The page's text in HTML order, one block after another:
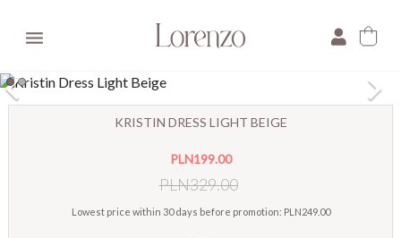

KRISTIN DRESS LIGHT BEIGE
PLN199.00
PLN329.00
Lowest price within 30 days before promotion: PLN249.00